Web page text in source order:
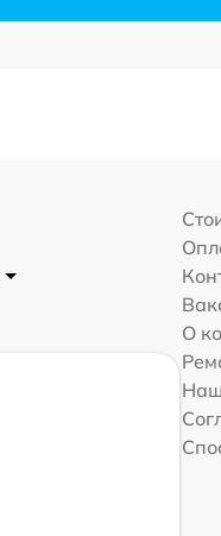
О